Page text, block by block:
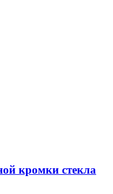
кромки стекла